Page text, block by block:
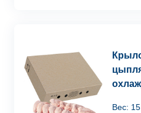
Вес: 15